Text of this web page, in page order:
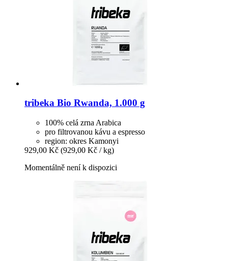
tribeka Bio Rwanda, 1.000 g
100% celá zrna Arabica
pro filtrovanou kávu a espresso
region: okres Kamonyi
929,00 Kč (929,00 Kč / kg)
Momentálně není k dispozici